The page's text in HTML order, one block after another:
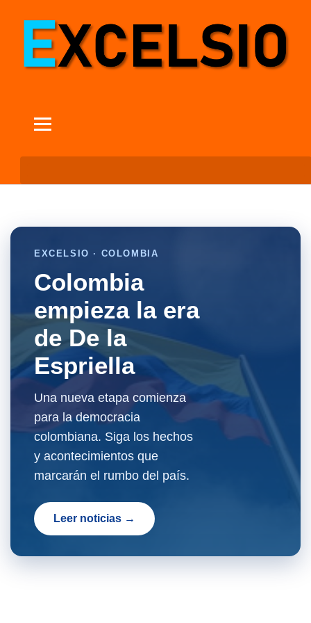
EXCELSIO · COLOMBIA
Colombia
empieza la era
de De la
Espriella
Una nueva etapa comienza
para la democracia
colombiana. Siga los hechos
y acontecimientos que
marcarán el rumbo del país.
Leer noticias →